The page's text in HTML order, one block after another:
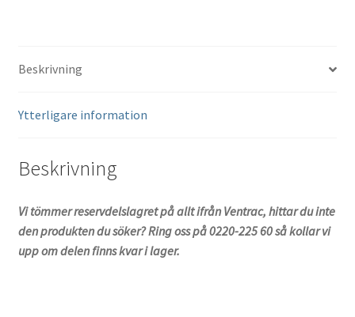
Beskrivning
Ytterligare information
Beskrivning
Vi tömmer reservdelslagret på allt ifrån Ventrac, hittar du inte
den produkten du söker? Ring oss på 0220-225 60 så kollar vi
upp om delen finns kvar i lager.